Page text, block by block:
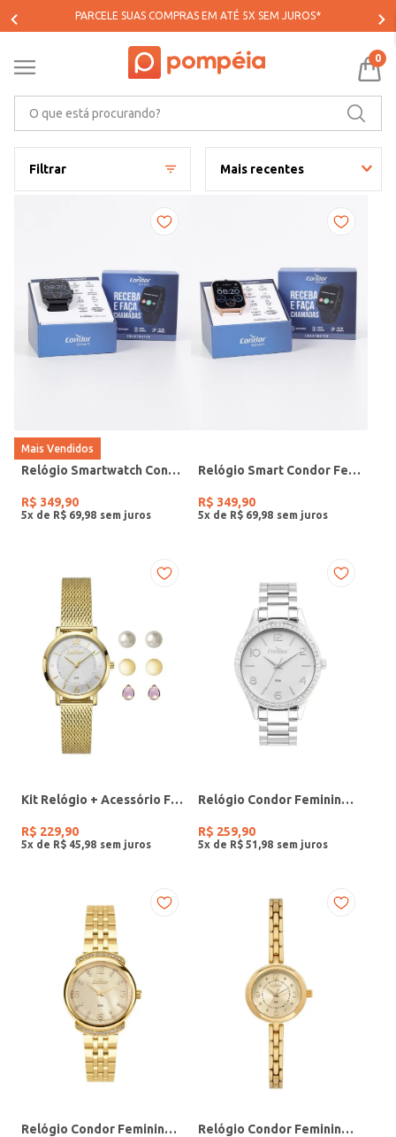
PARCELE SUAS COMPRAS EM ATÉ 5X SEM JUROS*
0
Filtrar Mais recentes
Mais Vendidos
Relógio Smartwatch Condor PRETO
R$ 349,90
5x de R$ 69 98
Relógio Smart Condor Feminino ROSE
R$ 349,90
5x de R$ 69 98
Kit Relógio + Acessório Feminino DOURADO
R$ 229,90
5x de R$ 45 98
Relógio Condor Feminino PRATA
R$ 259,90
5x de R$ 51 98
Relógio Condor Feminino DOURADO Relógio Condor Feminino DOURADO